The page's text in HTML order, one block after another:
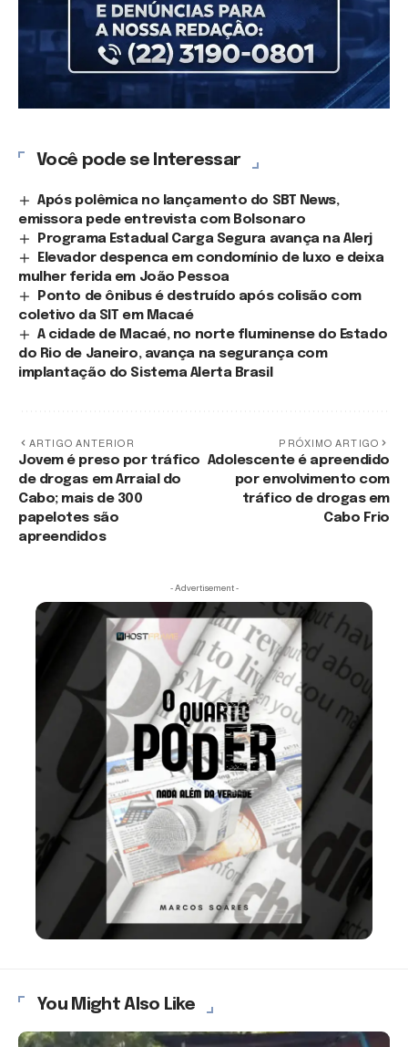
Você pode se Interessar
Após polêmica no lançamento do SBT News,
emissora pede entrevista com Bolsonaro
Programa Estadual Carga Segura avança na Alerj
Elevador despenca em condomínio de luxo e deixa
mulher ferida em João Pessoa
Ponto de ônibus é destruído após colisão com
coletivo da SIT em Macaé
A cidade de Macaé, no norte fluminense do Estado
do Rio de Janeiro, avança na segurança com
implantação do Sistema Alerta Brasil
ARTIGO ANTERIOR
Jovem é preso por tráfico
de drogas em Arraial do
Cabo; mais de 300
papelotes são
apreendidos
PRÓXIMO ARTIGO
Adolescente é apreendido
por envolvimento com
tráfico de drogas em
Cabo Frio
- Advertisement -
You Might Also Like